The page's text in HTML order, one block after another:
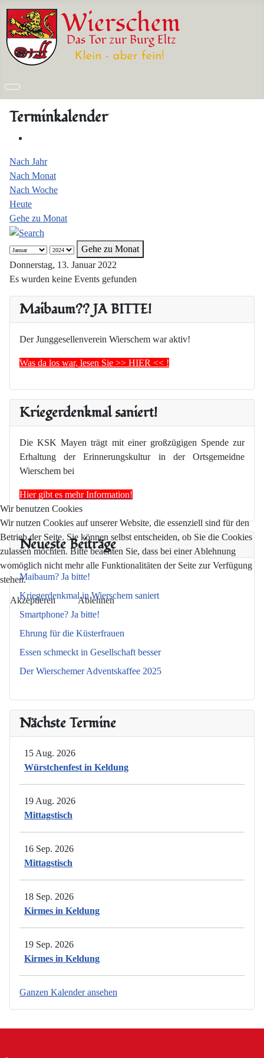
Maibaum?? JA BITTE!
Der Junggesellenverein Wierschem war aktiv!
Was da los war, lesen Sie >> HIER << !
Kriegerdenkmal saniert!
Die KSK Mayen trägt mit einer großzügigen Spende zur
Erhaltung der Erinnerungskultur in der Ortsgemeidne
Wierschem bei
Hier gibt es mehr Information!
Neueste Beiträge
Maibaum? Ja bitte!
Kriegerdenkmal in Wierschem saniert
Smartphone? Ja bitte!
Ehrung für die Küsterfrauen
Essen schmeckt in Gesellschaft besser
Der Wierschemer Adventskaffee 2025
Nächste Termine
15 Aug. 2026
Würstchenfest in Keldung
19 Aug. 2026
Mittagstisch
16 Sep. 2026
Mittagstisch
18 Sep. 2026
Kirmes in Keldung
19 Sep. 2026
Kirmes in Keldung
Ganzen Kalender ansehen
Terminkalender
Nach Jahr
Nach Monat
Nach Woche
Heute
Gehe zu Monat
Gehe zu Monat
Donnerstag, 13. Januar 2022
Es wurden keine Events gefunden
Wir benutzen Cookies
Wir nutzen Cookies auf unserer Website, die essenziell sind für den
Betrieb der Seite. Sie können selbst entscheiden, ob Sie die Cookies
zulassen möchten. Bitte beachten Sie, dass bei einer Ablehnung
womöglich nicht mehr alle Funktionalitäten der Seite zur Verfügung
stehen.
Akzeptieren Ablehnen